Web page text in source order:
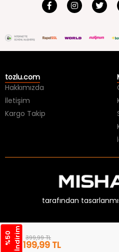
%
5
0
İ
n
d
i
r
i m 399,99 TL
199,99 TL
tozlu.com
Hakkımızda
İletişim
Kargo Takip
tarafından